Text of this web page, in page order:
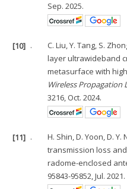
Sep. 2025.
[10] .
C. Liu, Y. Tang, S.
layer ultrawideband
metasurface with
Wireless Propagation
3216, Oct. 2024.
[11] .
H. Shin, D. Yoon, D.
transmission loss
radome-enclosed
95843-95852, Jul. 2021.